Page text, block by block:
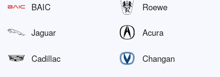
BAIC Roewe
Jaguar Acura
Cadillac Changan